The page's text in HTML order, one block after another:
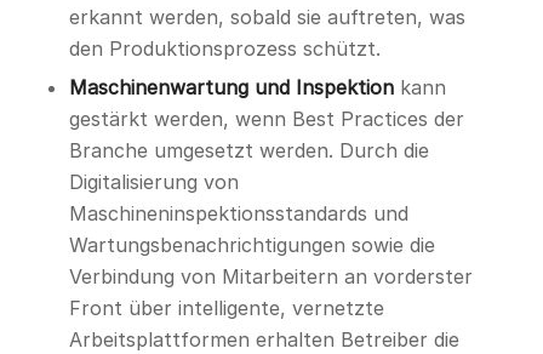
erkannt werden, sobald sie auftreten, was
den Produktionsprozess schützt.
Maschinenwartung und Inspektionkann
gestärkt werden, wenn Best Practices der
Branche umgesetzt werden. Durch die
Digitalisierung von
Maschineninspektionsstandards und
Wartungsbenachrichtigungen sowie die
Verbindung von Mitarbeitern an vorderster
Front über intelligente, vernetzte
Arbeitsplattformen erhalten Betreiber die